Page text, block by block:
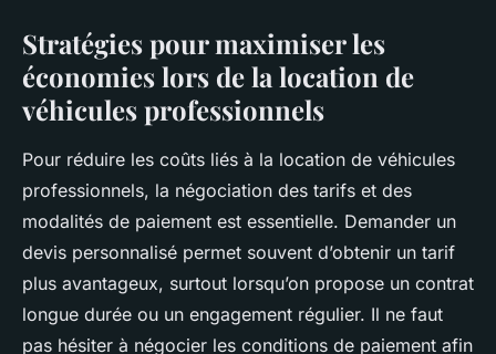
Stratégies pour maximiser les
économies lors de la location de
véhicules professionnels
Pour réduire les coûts liés à la location de véhicules
professionnels, la négociation des tarifs et des
modalités de paiement est essentielle. Demander un
devis personnalisé permet souvent d’obtenir un tarif
plus avantageux, surtout lorsqu’on propose un contrat
longue durée ou un engagement régulier. Il ne faut
pas hésiter à négocier les conditions de paiement afin